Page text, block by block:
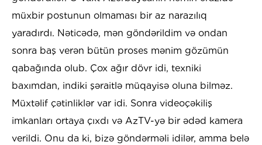
müxbir postunun olmaması bir az narazılıq
yaradırdı. Nəticədə, mən göndərildim və ondan
sonra baş verən bütün proses mənim gözümün
qabağında olub. Çox ağır dövr idi, texniki
baxımdan, indiki şəraitlə müqayisə oluna bilməz.
Müxtəlif çətinliklər var idi. Sonra videoçəkiliş
imkanları ortaya çıxdı və AzTV-yə bir ədəd kamera
verildi. Onu da ki, bizə göndərməli idilər, amma belə